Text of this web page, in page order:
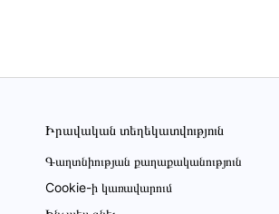
Իրավական տեղեկատվություն
Գաղտնիության քաղաքականություն
Cookie-ի կառավարում